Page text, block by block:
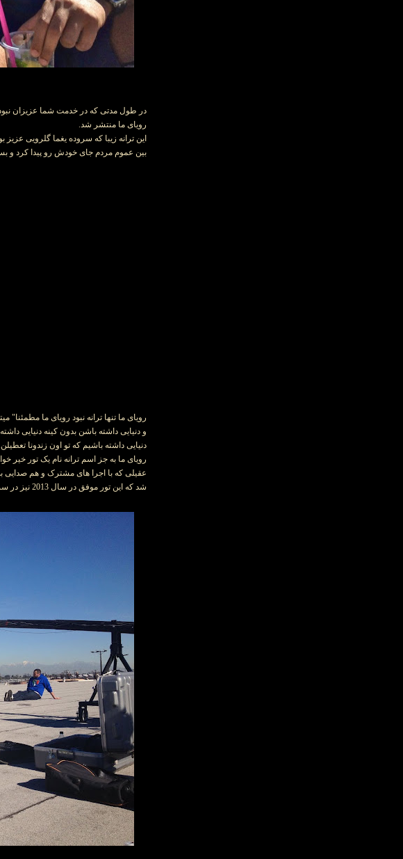
در طول مدتی که در خدمت شما عزیزان
رویای ما منتشر شد.
این ترانه زیبا که سروده یغما گلرویی
بین عموم مردم جای خودش رو پیدا کرد و بسیار مورد
رویای ما تنها ترانه نبود رویای ما
و دنیایی داشته باشن بدون کینه دنیایی
دنیایی داشته باشیم که تو اون زندونا تعطیلن.
عقیلی که با اجرا های مشترک و هم صدایی
شد که این تور موفق در سال 2013 نیز در سراسر دنیا ادامه خواهد یافت .